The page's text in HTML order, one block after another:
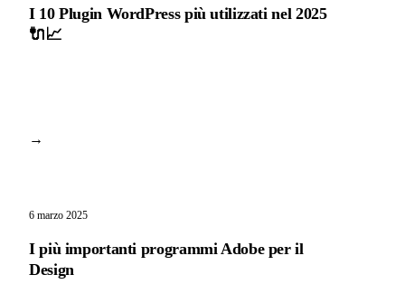
I 10 Plugin WordPress più utilizzati nel 2025
🔌📈
→
6 marzo 2025
I più importanti programmi Adobe per il
Design